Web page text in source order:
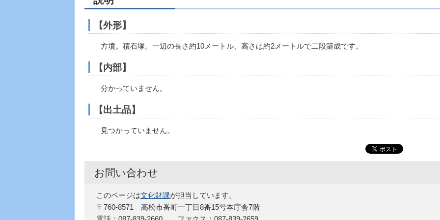
【外形】
方墳。積石塚。一辺の長さ約10メートル、高さは約2メートルで二段築成です。
【内部】
分かっていません。
【出土品】
見つかっていません。
お問い合わせ
このページは文化財課が担当しています。
〒760-8571 高松市番町一丁目8番15号本庁舎7階